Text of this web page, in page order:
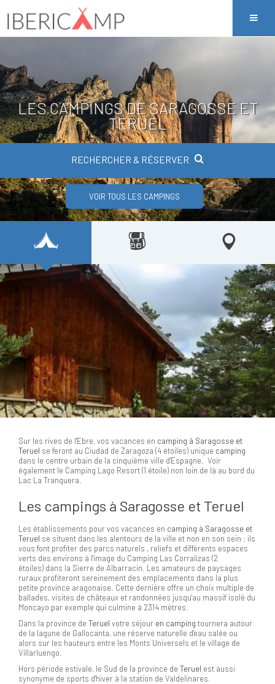
LES CAMPINGS DE SARAGOSSE ET
TERUEL
RECHERCHER & RÉSERVER
VOIR TOUS LES CAMPINGS
Sur les rives de l'Ebre, vos vacances en camping à Saragosse et
Teruel se feront au Ciudad de Zaragoza (4 étoiles) unique camping
dans le centre urbain de la cinquième ville d'Espagne. Voir
également le Camping Lago Resort (1 étoile) non loin de là au bord du
Lac La Tranquera.
Les campings à Saragosse et Teruel
Les établissements pour vos vacances en camping à Saragosse et
Teruel se situent dans les alentours de la ville et non en son sein : ils
vous font profiter des parcs naturels , reliefs et différents espaces
verts des environs à l'image du Camping Las Corralizas (2
étoiles) dans la Sierre de Albarracin. Les amateurs de paysages
ruraux profiteront sereinement des emplacements dans la plus
petite province aragonaise. Cette dernière offre un choix multiple de
ballades, visites de châteaux et randonnées jusqu'au massif isolé du
Moncayo par exemple qui culmine à 2314 mètres.
Dans la province de Teruel votre séjour en camping tournera autour
de la lagune de Gallocanta, une réserve naturelle d'eau salée ou
alors sur les hauteurs entre les Monts Universels et le village de
Villarluengo.
Hors période estivale, le Sud de la province de Teruel est aussi
synonyme de sports d'hiver à la station de Valdelinares.